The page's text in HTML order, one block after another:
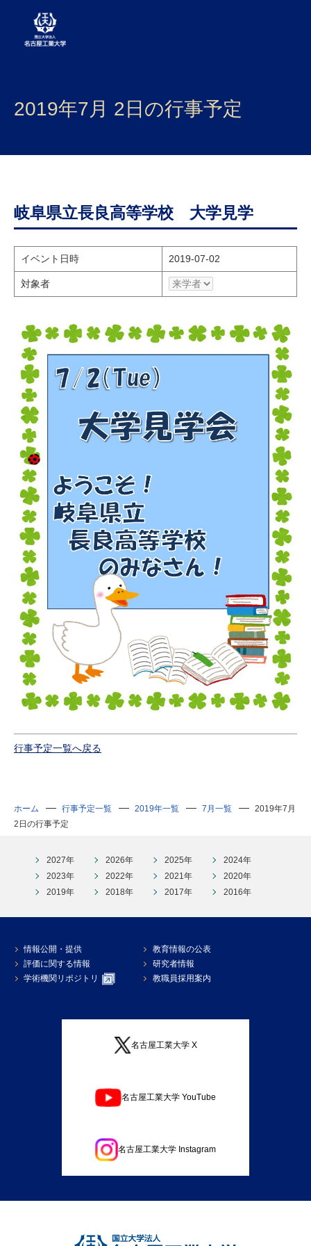
学部・大学院・センター
研究・産学官連携
国際交流
受験生 在学生
企業・研究者
アクセス
キャンパスマップ お問い合わせ English 資料請求
2019年7月 2日の行事予定
岐阜県立長良高等学校 大学見学
イベント日時 2019-07-02
対象者
行事予定一覧へ戻る
ホーム 行事予定一覧 2019年一覧 7月一覧
2019年7月
2日の行事予定
2027年 2026年 2025年
2024年
2023年
2022年 2021年
2020年
2019年
2018年 2017年 2016年
情報公開・提供
教育情報の公表
評価に関する情報
研究者情報
学術機関リポジトリ
教職員採用案内
名古屋工業大学 X
名古屋工業大学 YouTube
名古屋工業大学 Instagram